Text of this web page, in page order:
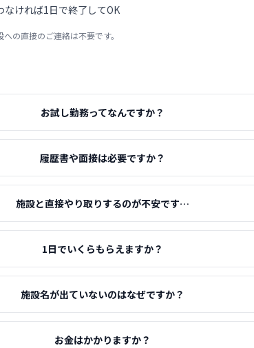
ければ1日で終了してOK
の直接のご連絡は不要です。
お試し勤務ってなんですか？
履歴書や面接は必要ですか？
施設と直接やり取りするのが不安です…
1日でいくらもらえますか？
施設名が出ていないのはなぜですか？
お金はかかりますか？